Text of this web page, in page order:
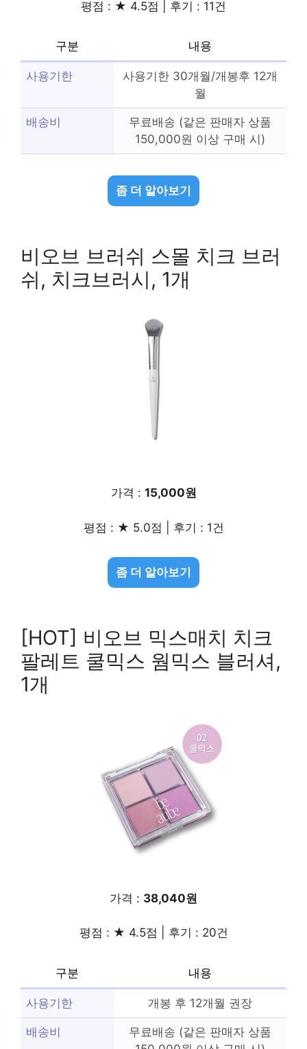
평점 : ★ 4.5점 | 후기 : 11건
구분 내용
사용기한
사용기한 30개월/개봉후 12개
월
배송비
무료배송 (같은 판매자 상품
150,000원 이상 구매 시)
좀 더 알아보기
비오브 브러쉬 스몰 치크 브러
쉬, 치크브러시, 1개
가격 : 15,000원
평점 : ★ 5.0점 | 후기 : 1건
좀 더 알아보기
[HOT] 비오브 믹스매치 치크
팔레트 쿨믹스 웜믹스 블러셔,
1개
가격 : 38,040원
평점 : ★ 4.5점 | 후기 : 20건
구분 내용
사용기한 개봉 후 12개월 권장
배송비
무료배송 (같은 판매자 상품